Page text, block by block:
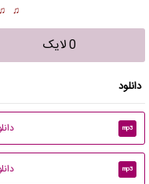
♫ ♫
0 لایک
دانلود
mp3
mp3